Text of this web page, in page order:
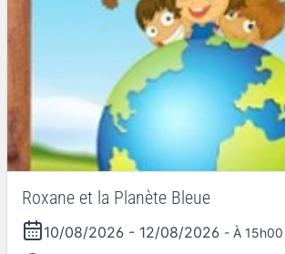
Roxane et la Planète Bleue
10/08/2026 - 12/08/2026 - À 15h00